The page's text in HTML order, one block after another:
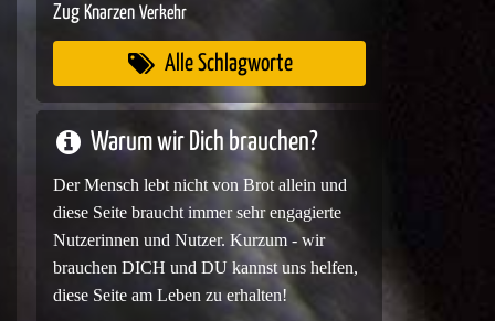
Zug Knarzen Verkehr
Alle Schlagworte
Warum wir Dich brauchen?
Der Mensch lebt nicht von Brot allein und
diese Seite braucht immer sehr engagierte
Nutzerinnen und Nutzer. Kurzum - wir
brauchen DICH und DU kannst uns helfen,
diese Seite am Leben zu erhalten!